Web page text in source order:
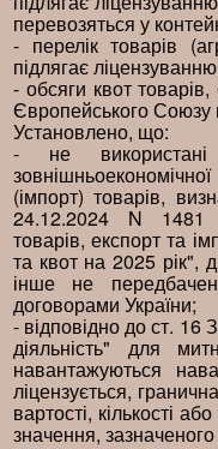
перевозяться у
- перелік товарів
підлягає
- обсяги квот
Європейського Союзу
Установлено, що:
- не
(імпорт) товарів,
24.12.2024 N 1481
товарів, експорт та
та квот на 2025 рік",
інше не
договорами України;
- відповідно до ст. 16
діяльність" для
навантажуються
ліцензується,
вартості, кількості
значення, зазначеного